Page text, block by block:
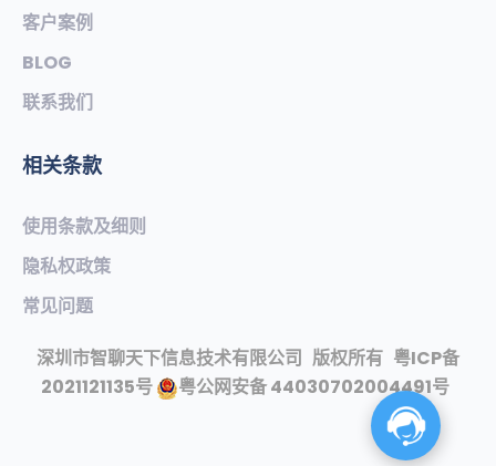
客户案例
BLOG
联系我们
相关条款
使用条款及细则
隐私权政策
常见问题​
深圳市智聊天下信息技术有限公司 版权所有 粤ICP备
2021121135号
粤公网安备 44030702004491号